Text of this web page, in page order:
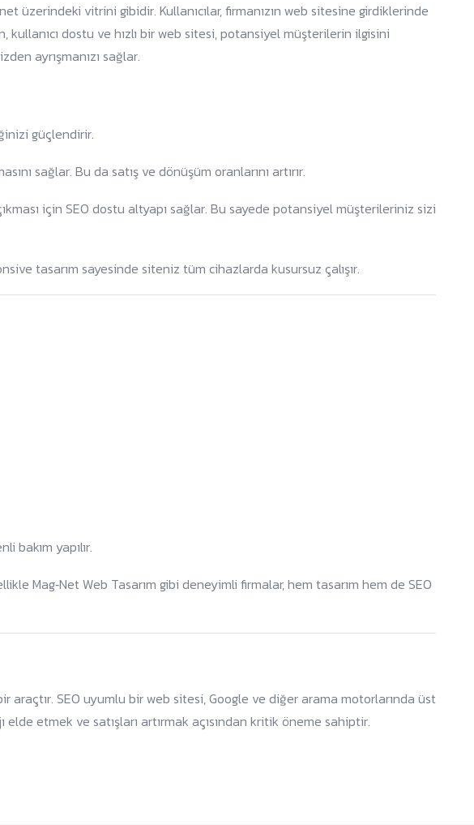
üzerindeki vitrini gibidir. Kullanıcılar, firmanızın web sitesine girdiklerinde
dostu ve hızlı bir web sitesi, potansiyel müşterilerin ilgisini
ayrışmanızı sağlar.
güçlendirir.
sağlar. Bu da satış ve dönüşüm oranlarını artırır.
için SEO dostu altyapı sağlar. Bu sayede potansiyel müşterileriniz sizi
tasarım sayesinde siteniz tüm cihazlarda kusursuz çalışır.
bakım yapılır.
Mag‑Net Web Tasarım gibi deneyimli firmalar, hem tasarım hem de SEO
SEO uyumlu bir web sitesi, Google ve diğer arama motorlarında üst
etmek ve satışları artırmak açısından kritik öneme sahiptir.